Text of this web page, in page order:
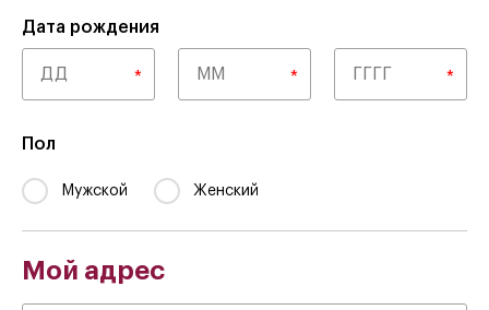
Дата рождения
Пол
Мужской Женский
Мой адрес